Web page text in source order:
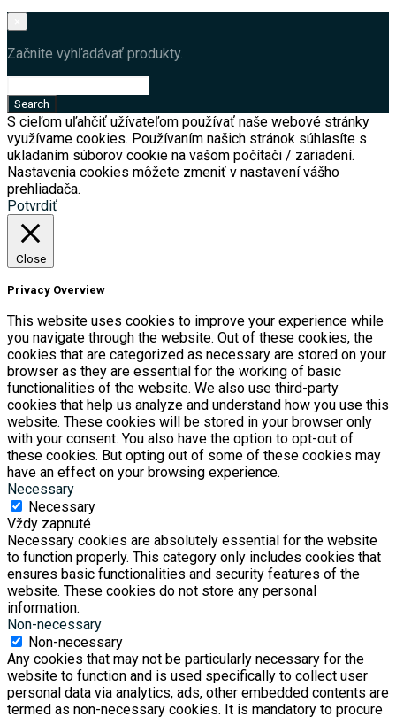
Začnite vyhľadávať produkty.
S cieľom uľahčiť užívateľom používať naše webové stránky
využívame cookies. Používaním našich stránok súhlasíte s
ukladaním súborov cookie na vašom počítači / zariadení.
Nastavenia cookies môžete zmeniť v nastavení vášho
prehliadača.
Potvrdiť
Close
Privacy Overview
This website uses cookies to improve your experience while
you navigate through the website. Out of these cookies, the
cookies that are categorized as necessary are stored on your
browser as they are essential for the working of basic
functionalities of the website. We also use third-party
cookies that help us analyze and understand how you use this
website. These cookies will be stored in your browser only
with your consent. You also have the option to opt-out of
these cookies. But opting out of some of these cookies may
have an effect on your browsing experience.
Necessary
Necessary
Vždy zapnuté
Necessary cookies are absolutely essential for the website
to function properly. This category only includes cookies that
ensures basic functionalities and security features of the
website. These cookies do not store any personal
information.
Non-necessary
Non-necessary
Any cookies that may not be particularly necessary for the
website to function and is used specifically to collect user
personal data via analytics, ads, other embedded contents are
termed as non-necessary cookies. It is mandatory to procure